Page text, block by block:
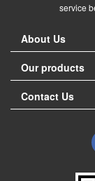
service
About Us
Our products
Contact Us